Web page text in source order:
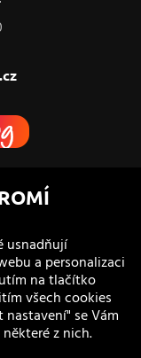
usnadňují
a personalizaci
na tlačítko
všech cookies
se Vám
z nich.